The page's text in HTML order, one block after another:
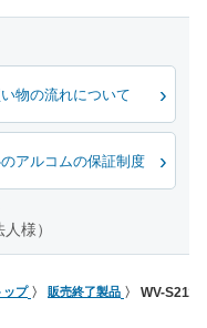
物の流れについて
アルコムの保証制度
様）
ップ 販売終了製品 WV-